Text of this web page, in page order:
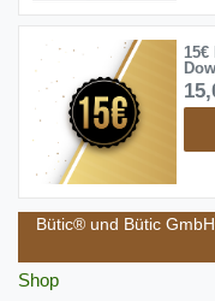
15€
Bütic® und Bütic
Shop